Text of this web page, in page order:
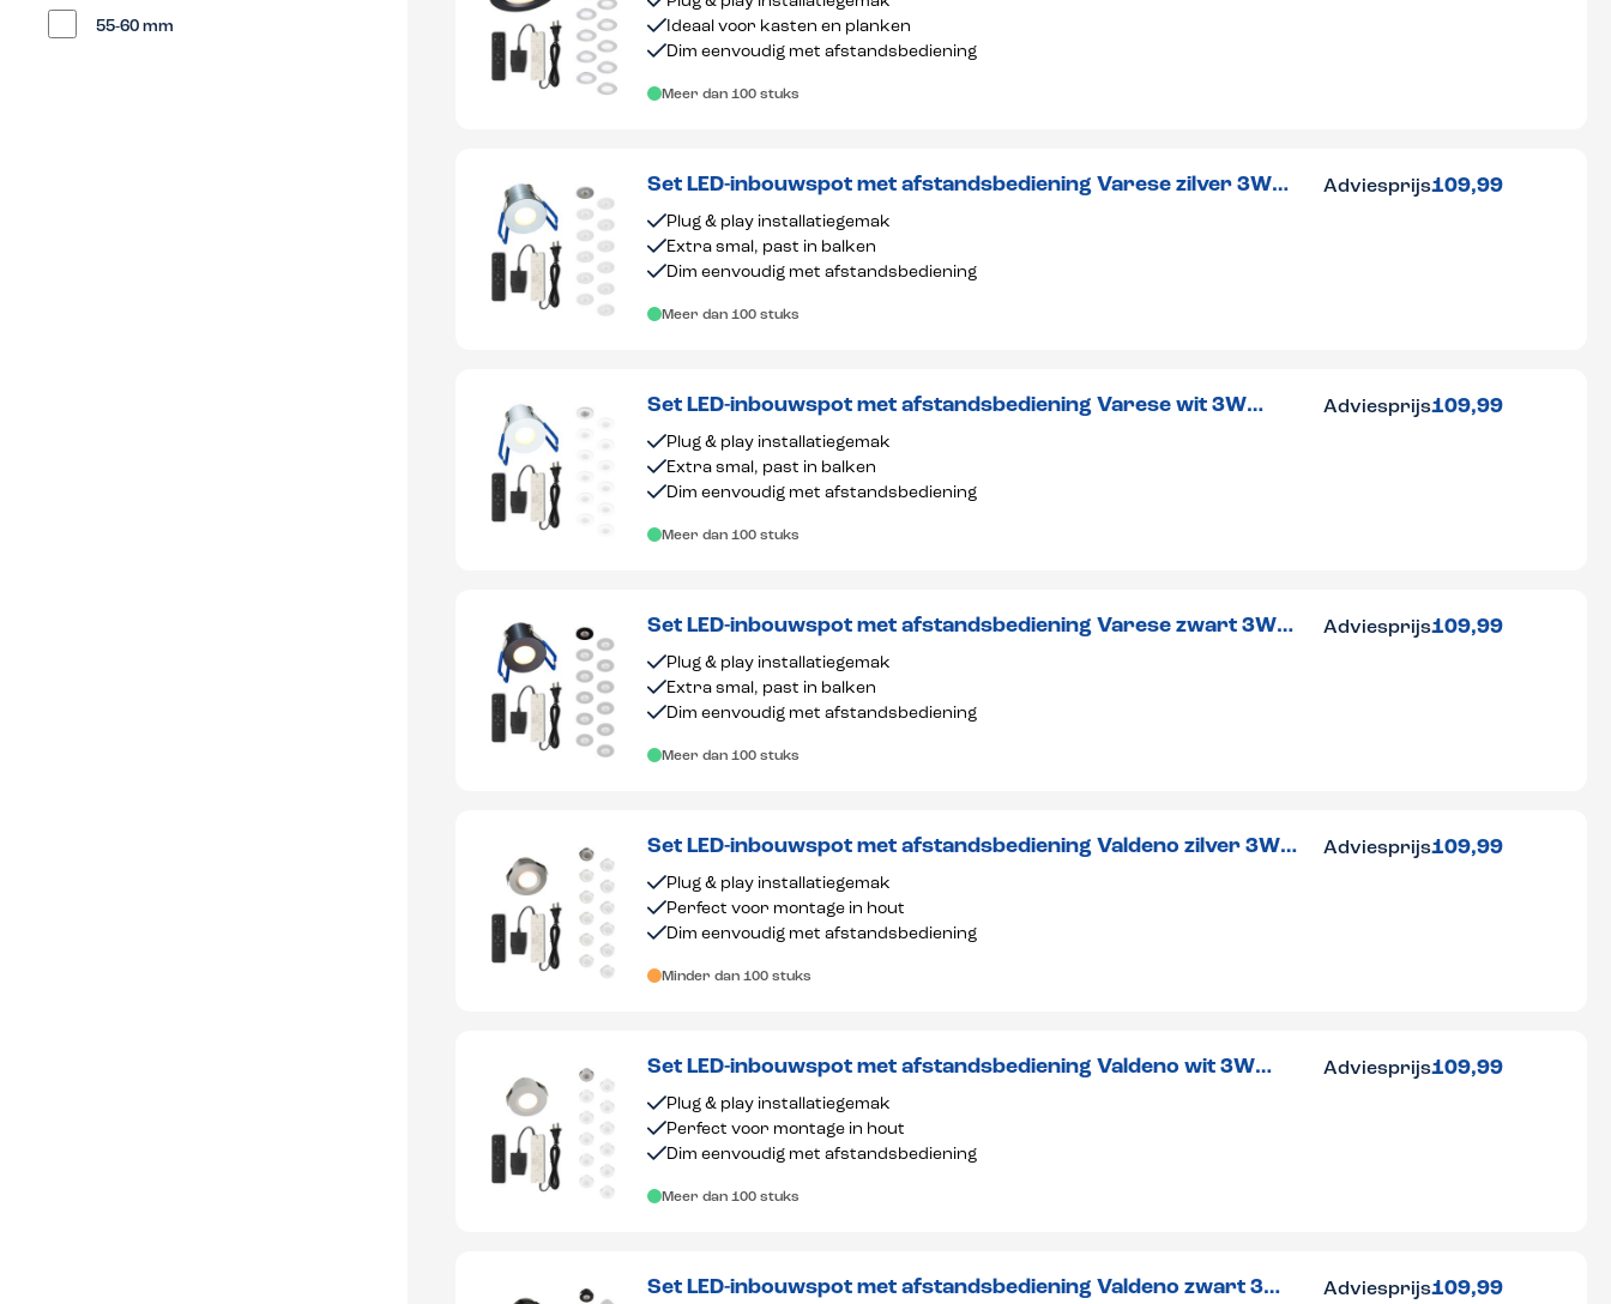
55-60 mm
Ideaal voor kasten en planken
Dim eenvoudig met afstandsbediening
Meer dan 100 stuks
Set LED-inbouwspot met afstandsbediening Varese zilver 3W
dimbaar 1-12 stuks
Plug & play installatiegemak
Extra smal, past in balken
Dim eenvoudig met afstandsbediening
Meer dan 100 stuks
Adviesprijs109,99
Set LED-inbouwspot met afstandsbediening Varese wit 3W
dimbaar 1-12 stuks
Plug & play installatiegemak
Extra smal, past in balken
Dim eenvoudig met afstandsbediening
Meer dan 100 stuks
Adviesprijs109,99
Set LED-inbouwspot met afstandsbediening Varese zwart 3W
dimbaar 1-12 stuks
Plug & play installatiegemak
Extra smal, past in balken
Dim eenvoudig met afstandsbediening
Meer dan 100 stuks
Adviesprijs109,99
Set LED-inbouwspot met afstandsbediening Valdeno zilver 3W
dimbaar 1-12 stuks
Plug & play installatiegemak
Perfect voor montage in hout
Dim eenvoudig met afstandsbediening
Minder dan 100 stuks
Adviesprijs109,99
Set LED-inbouwspot met afstandsbediening Valdeno wit 3W
dimbaar 1-12 stuks
Plug & play installatiegemak
Perfect voor montage in hout
Dim eenvoudig met afstandsbediening
Meer dan 100 stuks
Adviesprijs109,99
Set LED-inbouwspot met afstandsbediening Valdeno zwart 3W
Adviesprijs109,99